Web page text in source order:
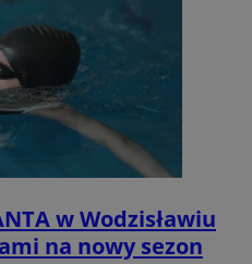
w Wodzisławiu
na nowy sezon